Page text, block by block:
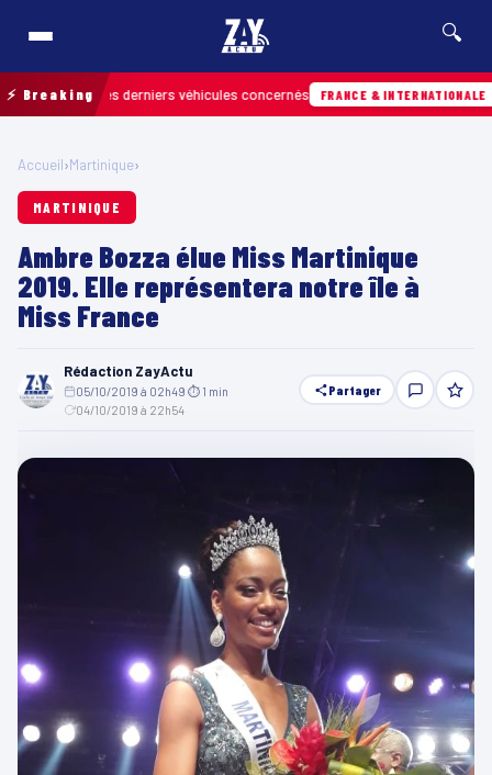
🔍
⚡ Breakingles derniers véhicules concernés FRANCE & INTERNATIONALE Hier
Accueil›Martinique›
MARTINIQUE
Ambre Bozza élue Miss Martinique
2019. Elle représentera notre île à
Miss France
Rédaction ZayActu
05/10/2019 à 02h49 ⏱ 1 min
04/10/2019 à 22h54
Partager